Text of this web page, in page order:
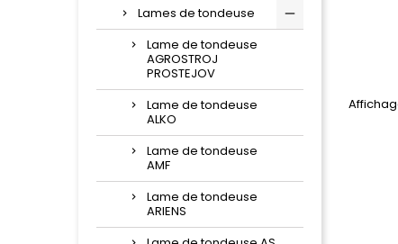
Lames de tondeuse
Lame de tondeuse
AGROSTROJ
PROSTEJOV
Lame de tondeuse
ALKO
Lame de tondeuse
AMF
Lame de tondeuse
ARIENS